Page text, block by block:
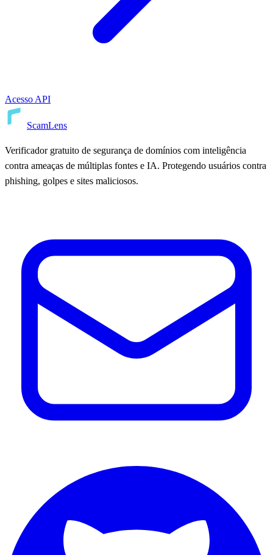
Acesso API
ScamLens
Verificador gratuito de segurança de domínios com inteligência
contra ameaças de múltiplas fontes e IA. Protegendo usuários contra
phishing, golpes e sites maliciosos.